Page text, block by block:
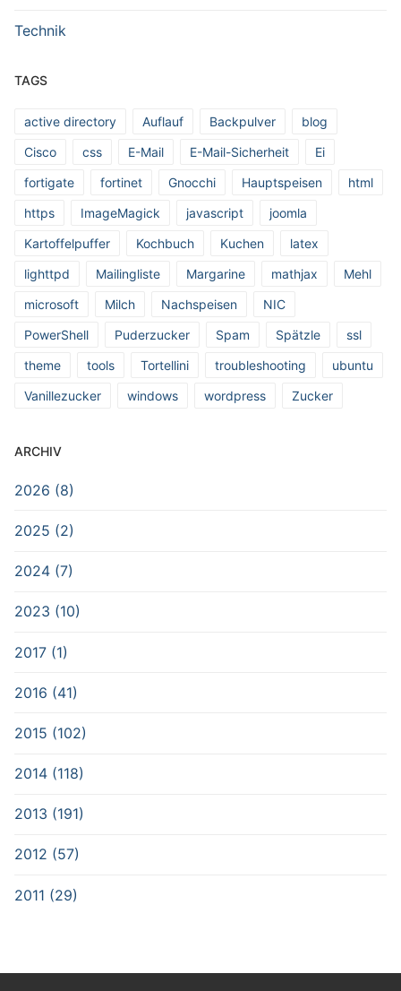
Technik
TAGS
active directory Auflauf Backpulver
blog
Cisco
css E-Mail E-Mail-Sicherheit
Ei
fortigate
fortinet Gnocchi Hauptspeisen
html
https
ImageMagick javascript
joomla
Kartoffelpuffer
Kochbuch Kuchen
latex
lighttpd
Mailingliste Margarine mathjax
Mehl
microsoft
Milch Nachspeisen
NIC
PowerShell
Puderzucker Spam Spätzle
ssl
theme
tools Tortellini troubleshooting
ubuntu
Vanillezucker
windows wordpress Zucker
ARCHIV
2026 (8)
2025 (2)
2024 (7)
2023 (10)
2017 (1)
2016 (41)
2015 (102)
2014 (118)
2013 (191)
2012 (57)
2011 (29)